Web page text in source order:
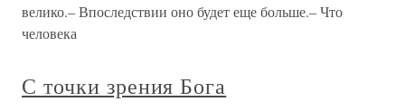
велико.– Впоследствии оно будет еще больше.– Что
человека
С точки зрения Бога